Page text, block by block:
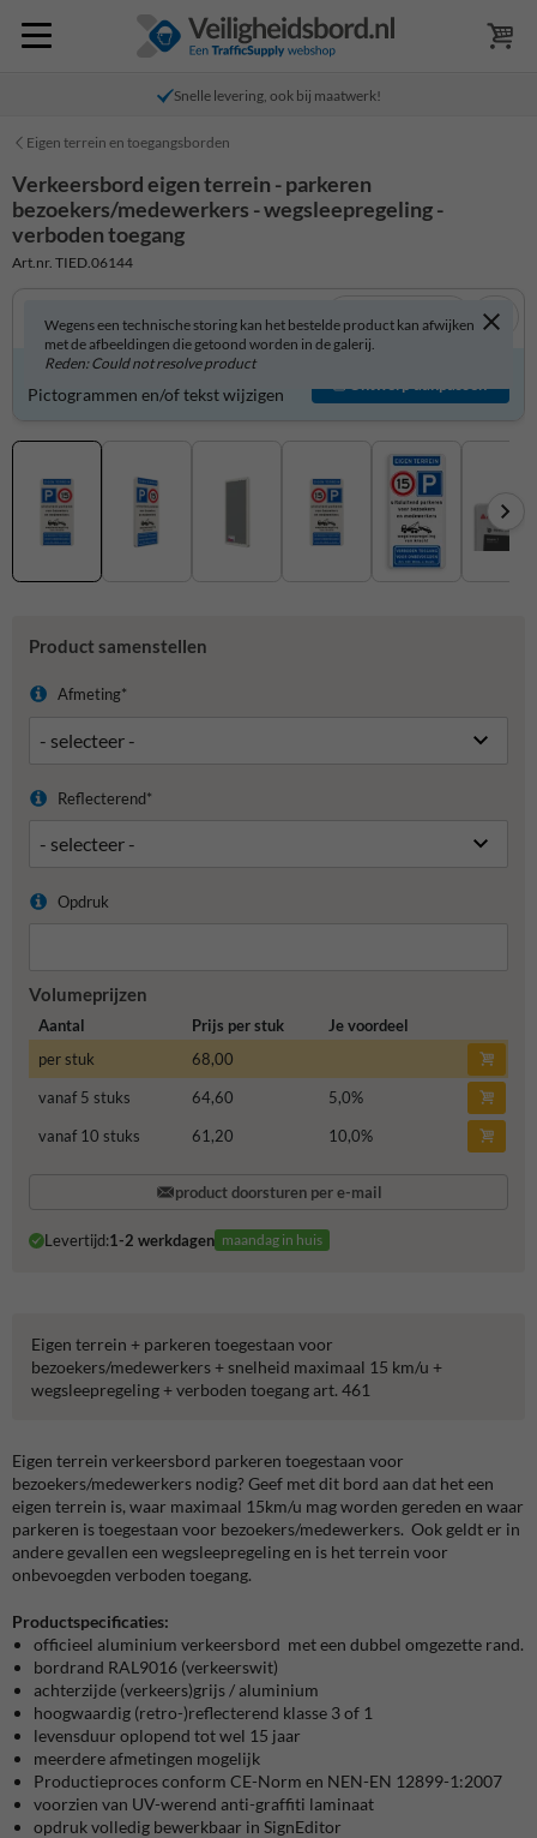
Snelle levering, ook bij maatwerk!
Eigen terrein en toegangsborden
Verkeersbord eigen terrein - parkeren
bezoekers/medewerkers - wegsleepregeling -
verboden toegang
Art.nr. TIED.06144
Wegens een technische storing kan het bestelde product kan afwijken
met de afbeeldingen die getoond worden in de galerij.
Reden: Could not resolve product
Bekijk in 3D
Verkeersbord zelf aanpassen?
Pictogrammen en/of tekst wijzigen
Ontwerp aanpassen
Product samenstellen
Afmeting*
Reflecterend*
Opdruk
Volumeprijzen
Aantal Prijs per stuk
Je voordeel
per stuk
68,00
vanaf 5 stuks
64,60 5,0%
vanaf 10 stuks
61,20 10,0%
product doorsturen per e-mail
Levertijd:1-2 werkdagen maandag in huis
Eigen terrein + parkeren toegestaan voor
bezoekers/medewerkers + snelheid maximaal 15 km/u +
wegsleepregeling + verboden toegang art. 461
Eigen terrein verkeersbord parkeren toegestaan voor
bezoekers/medewerkers nodig? Geef met dit bord aan dat het een
eigen terrein is, waar maximaal 15km/u mag worden gereden en waar
parkeren is toegestaan voor bezoekers/medewerkers. Ook geldt er in
andere gevallen een wegsleepregeling en is het terrein voor
onbevoegden verboden toegang.
Productspecificaties:
officieel aluminium verkeersbord met een dubbel omgezette rand.
bordrand RAL9016 (verkeerswit)
achterzijde (verkeers)grijs / aluminium
hoogwaardig (retro-)reflecterend klasse 3 of 1
levensduur oplopend tot wel 15 jaar
meerdere afmetingen mogelijk
Productieproces conform CE-Norm en NEN-EN 12899-1:2007
voorzien van UV-werend anti-graffiti laminaat
opdruk volledig bewerkbaar in SignEditor